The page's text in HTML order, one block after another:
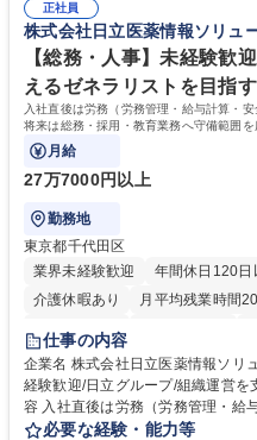
正社員
株式会社日立医薬情報ソリュ
【総務・人事】未経験歓
えるゼネラリストを目指
入社直後は労務（労務管理・給与計算・
将来は総務・採用・教育業務へ守備範囲
ます。
月給
27万7000円以上
勤務地
東京都千代田区
業界未経験歓迎
年間休日120日
介護休暇あり
月平均残業時間
住宅手当あり
育休あり
完全週休2日制 交通
仕事の内容
企業名 株式会社日立医薬情報ソリューションズ 求人
経験歓迎/日立グループ/組織運営を支え
容 入社直後は労務（労務管理・給
任せいたします。将来は総務・採
必要な経験・能力等